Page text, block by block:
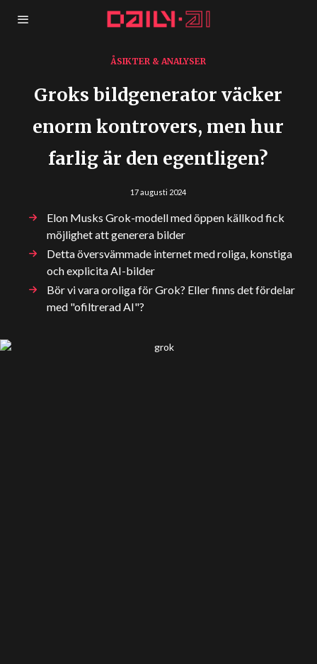
ÅSIKTER & ANALYSER
Groks bildgenerator väcker
enorm kontrovers, men hur
farlig är den egentligen?
17 augusti 2024
Elon Musks Grok-modell med öppen källkod fick
möjlighet att generera bilder
Detta översvämmade internet med roliga, konstiga
och explicita AI-bilder
Bör vi vara oroliga för Grok? Eller finns det fördelar
med "ofiltrerad AI"?